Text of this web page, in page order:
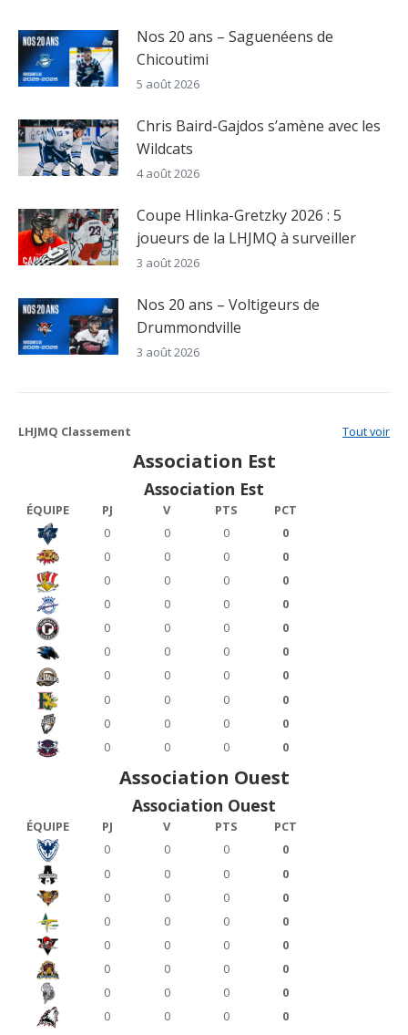
Nos 20 ans – Saguenéens de
Chicoutimi
5 août 2026
Chris Baird-Gajdos s’amène avec les
Wildcats
4 août 2026
Coupe Hlinka-Gretzky 2026 : 5
joueurs de la LHJMQ à surveiller
3 août 2026
Nos 20 ans – Voltigeurs de
Drummondville
3 août 2026
LHJMQ Classement Tout voir
Association Est
Association Est
ÉQUIPE PJ V PTS
PCT
0
0 0
0
0
0 0
0
0
0 0
0
0
0 0
0
0
0 0
0
0
0 0
0
0
0 0
0
0
0 0
0
0
0 0
0
0
0 0 0
Association Ouest
Association Ouest
ÉQUIPE PJ V PTS
PCT
0
0 0
0
0
0 0
0
0
0 0
0
0
0 0
0
0
0 0
0
0
0 0
0
0
0 0
0
0
0 0 0